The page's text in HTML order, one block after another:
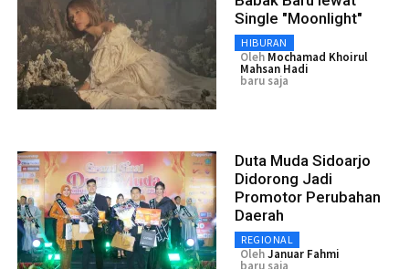
Single "Moonlight"
HIBURAN
Oleh Mochamad Khoirul
Mahsan Hadi
baru saja
Duta Muda Sidoarjo
Didorong Jadi
Promotor Perubahan
Daerah
REGIONAL
OlehJanuar Fahmi
baru saja